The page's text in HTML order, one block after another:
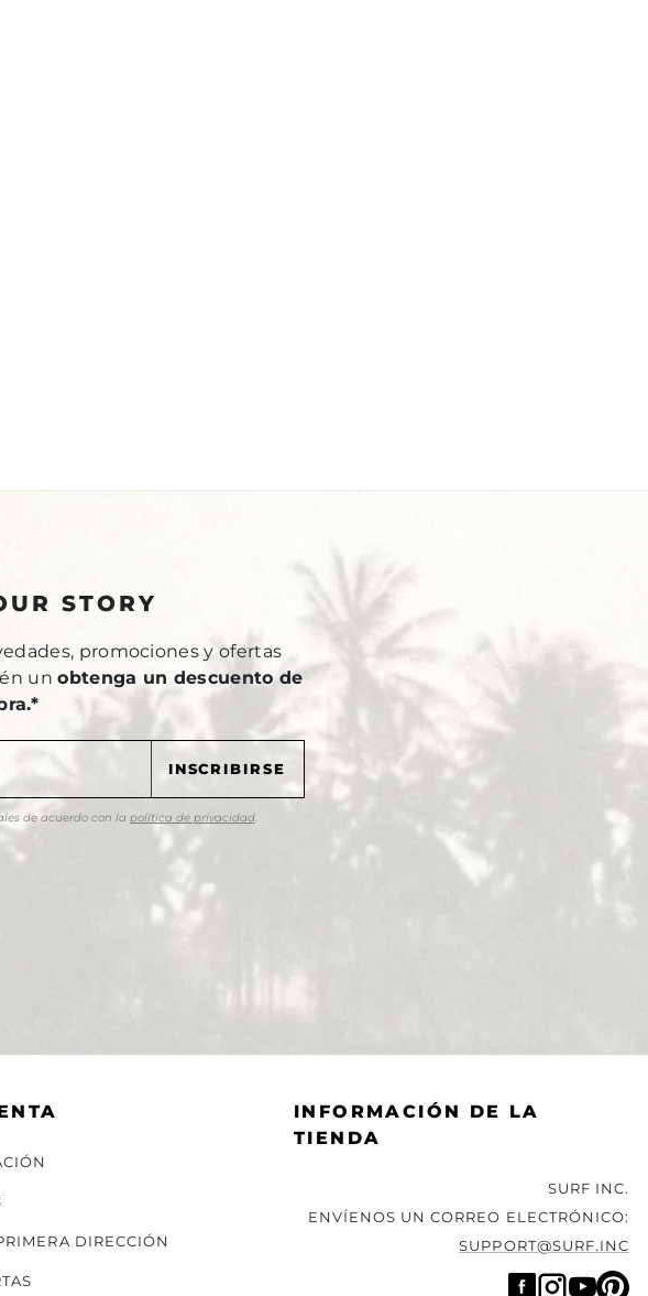
STORY
promociones y ofertas
unobtenga un descuento de
de acuerdo con la política de privacidad.
DIRECCIÓN
INFORMACIÓN DE LA
TIENDA
SURF INC.
ENVÍENOS UN CORREO ELECTRÓNICO:
SUPPORT@SURF.INC